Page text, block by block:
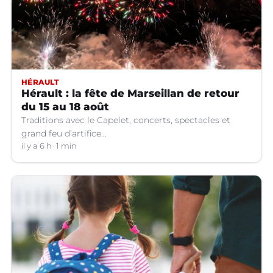
HÉRAULT
Hérault : la fête de Marseillan de retour
du 15 au 18 août
Traditions avec le Capelet, concerts, spectacles et
grand feu d’artifice...
il y a 6 h 1 min